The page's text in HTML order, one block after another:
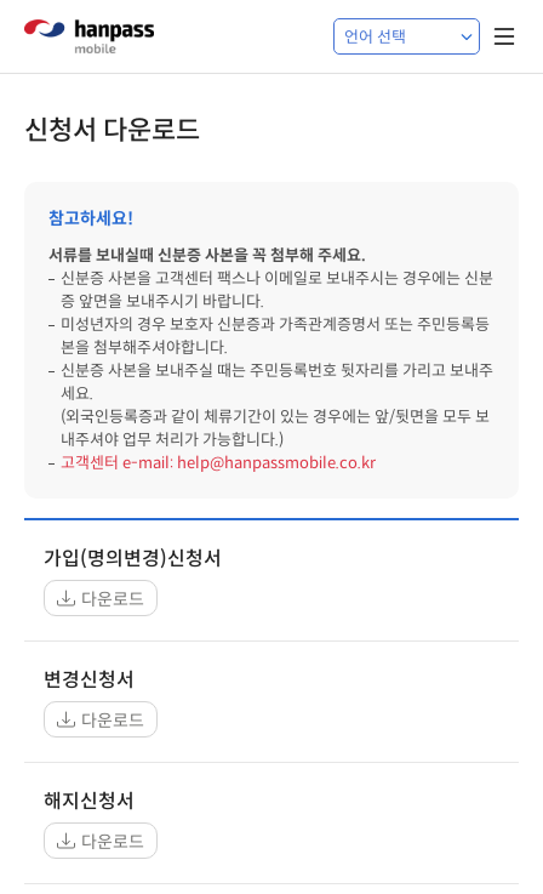
신청서 다운로드
참고하세요!
서류를 보내실때 신분증 사본을 꼭 첨부해 주세요.
신분증 사본을 고객센터 팩스나 이메일로 보내주시는 경우에는 신분
증 앞면을 보내주시기 바랍니다.
미성년자의 경우 보호자 신분증과 가족관계증명서 또는 주민등록등
본을 첨부해주셔야합니다.
신분증 사본을 보내주실 때는 주민등록번호 뒷자리를 가리고 보내주
세요.
(외국인등록증과 같이 체류기간이 있는 경우에는 앞/뒷면을 모두 보
내주셔야 업무 처리가 가능합니다.)
고객센터 e-mail: help@hanpassmobile.co.kr
가입(명의변경)신청서
다운로드
변경신청서
다운로드
해지신청서
다운로드